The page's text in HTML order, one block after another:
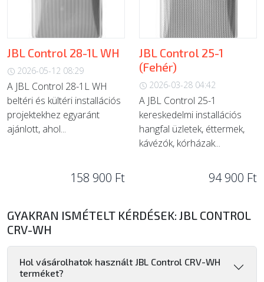
JBL Control 28-1L WH
2026-05-12 08:29
A JBL Control 28-1L WH
beltéri és kültéri installációs
projektekhez egyaránt
ajánlott, ahol...
158 900 Ft
JBL Control 25-1
(Fehér)
2026-03-28 04:42
A JBL Control 25-1
kereskedelmi installációs
hangfal üzletek, éttermek,
kávézók, kórházak...
94 900 Ft
GYAKRAN ISMÉTELT KÉRDÉSEK: JBL CONTROL
CRV-WH
Hol vásárolhatok használt JBL Control CRV-WH
terméket?